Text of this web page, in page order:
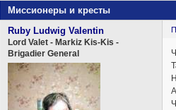
Миссионеры и кресты
Ruby Ludwig Valentin
Lord Valet - Markiz Kis-Kis -
Brigadier General